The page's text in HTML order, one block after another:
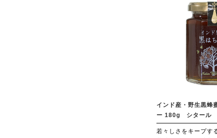
インド産・野生黒蜂
ー 180g シタール
若々しさをキープす